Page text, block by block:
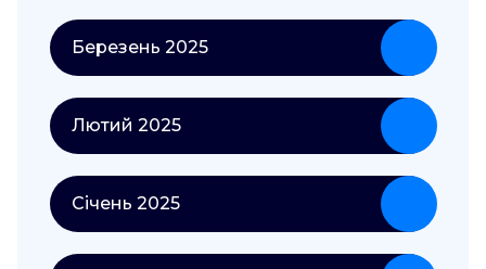
Березень 2025
Лютий 2025
Січень 2025